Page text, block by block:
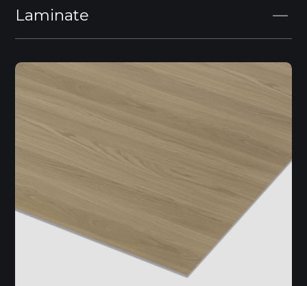
Laminate